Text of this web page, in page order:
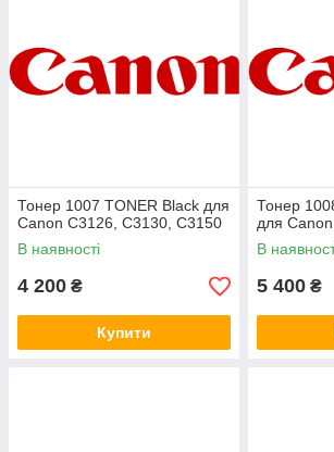
Тонер 1007 TONER Black для
Canon C3126, C3130, C3150
В наявності
4 200 ₴
Купити
Тонер
для
В
5 400 ₴